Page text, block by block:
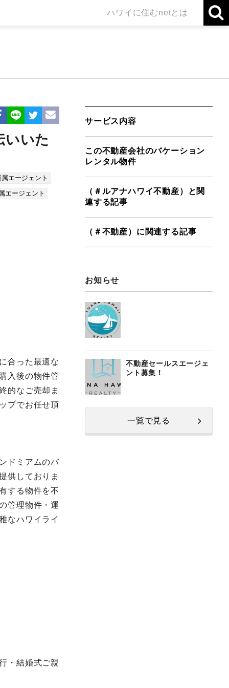
ハワイに住むnetとは
いいた
エージェント
エージェント
合った最適な
入後の物件管
的なご売却ま
プでお任せ頂
ドミアムのバ
供しておりま
する物件を不
管理物件・運
なハワイライ
・結婚式ご親
サービス内容
この不動産会社のバケーション
レンタル物件
（＃ルアナハワイ不動産）と関
連する記事
（＃不動産）に関連する記事
お知らせ
不動産セールスエージェ
ント募集！
一覧で見る